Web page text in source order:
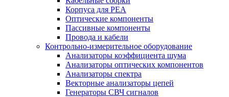
Корпуса для РЕА
Оптические компоненты
Пассивные компоненты
Провода и кабели
Контрольно-измерительное оборудование
Анализаторы коэффициента шума
Анализаторы оптических компонентов
Анализаторы спектра
Векторные анализаторы цепей
Генераторы СВЧ сигналов